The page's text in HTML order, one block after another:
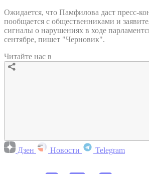
Ожидается, что Памфилова даст пресс-
пообщается с общественниками и
сигналы о нарушениях в ходе
сентябре, пишет "Черновик".
Читайте нас в
Дзен Новости Telegram